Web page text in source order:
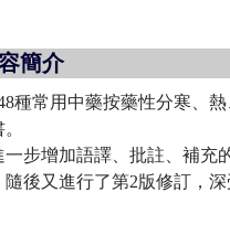
簡介
種常用中藥按藥性分寒、
步增加語譯、批註、補充
後又進行了第2版修訂，深